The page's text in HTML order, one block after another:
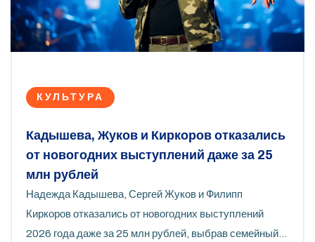
КУЛЬТУРА
Кадышева, Жуков и Киркоров отказались
от новогодних выступлений даже за 25
млн рублей
Надежда Кадышева, Сергей Жуков и Филипп
Киркоров отказались от новогодних выступлений
2026 года даже за 25 млн рублей, выбрав семейный